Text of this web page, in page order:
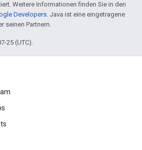
Weitere Informationen finden Sie in den
Developers. Java ist eine eingetragene
seinen Partnern.
25 (UTC).